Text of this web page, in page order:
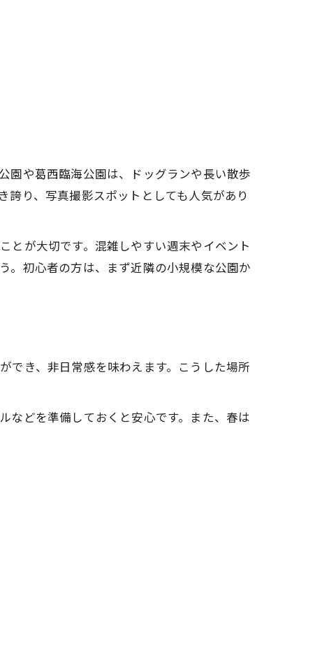
園や葛西臨海公園は、ドッグランや長い散歩
り、写真撮影スポットとしても人気があり
とが大切です。混雑しやすい週末やイベント
。初心者の方は、まず近隣の小規模な公園か
でき、非日常感を味わえます。こうした場所
などを準備しておくと安心です。また、春は